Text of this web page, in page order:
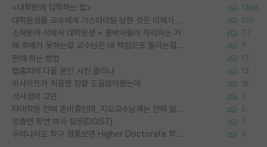
<대학원에 입학하는 법> 1388
대학원생들 교수에게 가스라이팅 당한 것은 이해가 갑니다. 안타깝네요. 120
소재분야 석박사 대학원생 + 물박사들이 착각하는 거 77
왜 후배가 못하는걸 교수님은 내 책임으로 돌리는걸까요? 7
편애 하는 방법 17
랩홈피에 다들 본인 사진 올리냐 13
이사이트가 처음엔 정말 도움많이됐는데 16
석사생의 고민 2
타대학원 컨텍 준비중인데, 지도교수님께는 언제 말씀드려야 할까요? 2
정출연 학연 박사 질문(DGIST) 2
우리나라도 학구 열풍보면 Higher Doctorate 학위가 필요하다고 봅니다. 4